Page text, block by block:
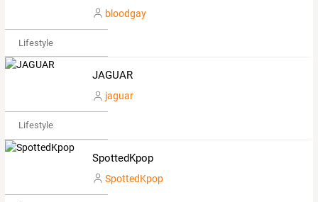
bloodgay
Lifestyle
JAGUAR
jaguar
Lifestyle
SpottedKpop
SpottedKpop